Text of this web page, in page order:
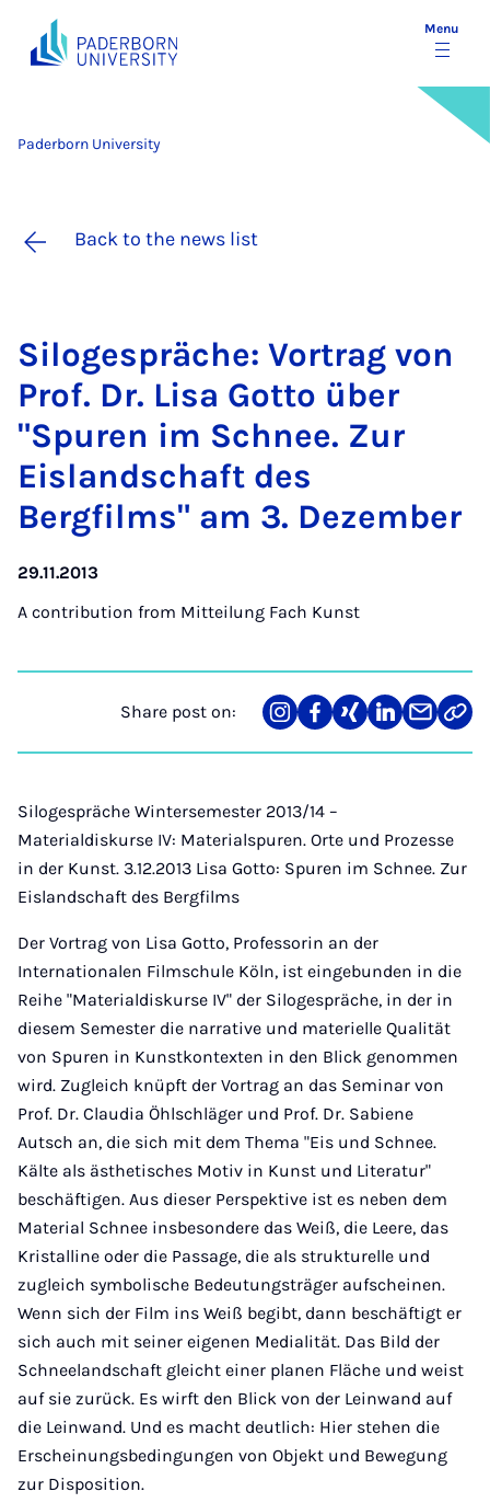
Menu
Paderborn University
Back to the news list
Si­lo­ge­spräche: Vor­trag von
Prof. Dr. Lisa Gotto über
"Spuren im Schnee. Zur
Eis­land­schaft des
Bergfilms" am 3. Dezem­ber
29.11.2013
A contribution from Mitteilung Fach Kunst
Share post on:
Share
on
Teilen
auf
Teilen
auf
Teilen
auf
Teilen
über
Link
Silogespräche Wintersemester 2013/14 –
Materialdiskurse IV: Materialspuren. Orte und Prozesse
in der Kunst. 3.12.2013 Lisa Gotto: Spuren im Schnee. Zur
Eislandschaft des Bergfilms
Der Vortrag von Lisa Gotto, Professorin an der
Internationalen Filmschule Köln, ist eingebunden in die
Reihe "Materialdiskurse IV" der Silogespräche, in der in
diesem Semester die narrative und materielle Qualität
von Spuren in Kunstkontexten in den Blick genommen
wird. Zugleich knüpft der Vortrag an das Seminar von
Prof. Dr. Claudia Öhlschläger und Prof. Dr. Sabiene
Autsch an, die sich mit dem Thema "Eis und Schnee.
Kälte als ästhetisches Motiv in Kunst und Literatur"
beschäftigen. Aus dieser Perspektive ist es neben dem
Material Schnee insbesondere das Weiß, die Leere, das
Kristalline oder die Passage, die als strukturelle und
zugleich symbolische Bedeutungsträger aufscheinen.
Wenn sich der Film ins Weiß begibt, dann beschäftigt er
sich auch mit seiner eigenen Medialität. Das Bild der
Schneelandschaft gleicht einer planen Fläche und weist
auf sie zurück. Es wirft den Blick von der Leinwand auf
die Leinwand. Und es macht deutlich: Hier stehen die
Erscheinungsbedingungen von Objekt und Bewegung
zur Disposition.